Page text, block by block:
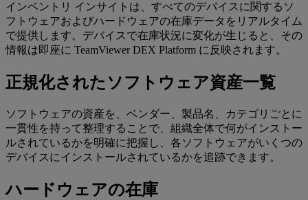
インベントリ インサイトは、すべてのデバイスに関するソ
フトウェアおよびハードウェアの在庫データをリアルタイム
で提供します。デバイスで在庫状況に変化が生じると、その
情報は即座に TeamViewer DEX Platform に反映されます。
正規化されたソフトウェア資産一覧
ソフトウェアの資産を、ベンダー、製品名、カテゴリごとに
一貫性を持って整理することで、組織全体で何がインストー
ルされているかを明確に把握し、各ソフトウェアがいくつの
デバイスにインストールされているかを追跡できます。
ハードウェアの在庫